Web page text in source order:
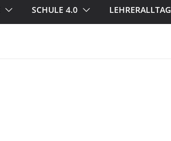
SCHULE 4.0 LEHRERALLTAG